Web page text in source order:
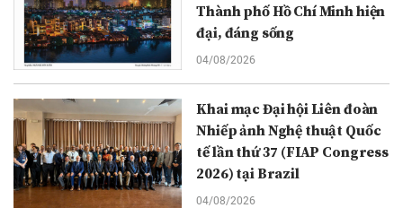
Thành phố Hồ Chí Minh hiện
đại, đáng sống
04/08/2026
Khai mạc Đại hội Liên đoàn
Nhiếp ảnh Nghệ thuật Quốc
tế lần thứ 37 (FIAP Congress
2026) tại Brazil
04/08/2026